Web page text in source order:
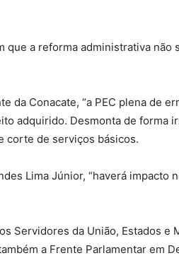
que a reforma administrativa não
da Conacate, “a PEC plena de
adquirido. Desmonta de forma
corte de serviços básicos.
Lima Júnior, “haverá impacto
Servidores da União, Estados e
a Frente Parlamentar em